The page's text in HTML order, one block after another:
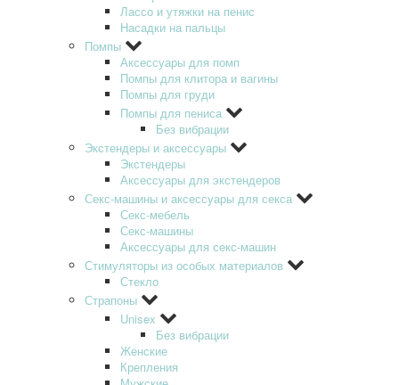
Лассо и утяжки на пенис
Насадки на пальцы
Помпы
Аксессуары для помп
Помпы для клитора и вагины
Помпы для груди
Помпы для пениса
Без вибрации
Экстендеры и аксессуары
Экстендеры
Аксессуары для экстендеров
Секс-машины и аксессуары для секса
Секс-мебель
Секс-машины
Аксессуары для секс-машин
Стимуляторы из особых материалов
Стекло
Страпоны
Unisex
Без вибрации
Женские
Крепления